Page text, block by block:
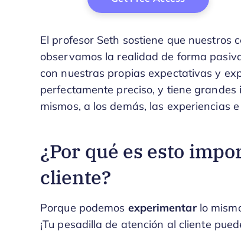
El profesor Seth sostiene que nuestros
observamos la realidad de forma
con nuestras propias expectativas y
perfectamente preciso, y tiene grandes
mismos, a los demás, las experiencias
¿Por qué es esto
cliente?
Porque podemos experimentar lo
¡Tu pesadilla de atención al cliente